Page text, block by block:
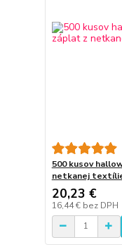
500 kusov
netkanej
20,23 €
16,44 € bez DPH